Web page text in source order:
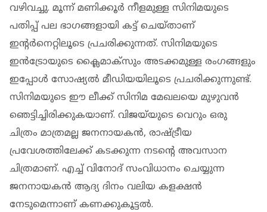
വഴിവച്ചു. മൂന്ന് മണിക്കൂർ നീളമുള്ള സിനിമയുടെ
പതിപ്പ് പല ഭാഗങ്ങളായി കട്ട് ചെയ്താണ്
ഇന്റർനെറ്റിലൂടെ പ്രചരിക്കുന്നത്. സിനിമയുടെ
ഇൻട്രോയുടെ ക്ലൈമാക്‌സും അടക്കമുള്ള രംഗങ്ങളും
ഇപ്പോൾ സോഷ്യൽ മീഡിയയിലൂടെ പ്രചരിക്കുന്നുണ്ട്.
സിനിമയുടെ ഈ ലീക്ക് സിനിമ മേഖലയെ മുഴുവൻ
ഞെട്ടിച്ചിരിക്കുകയാണ്. വിജയ്‌യുടെ വെറും ഒരു
ചിത്രം മാത്രമല്ല ജനനായകൻ, രാഷ്ട്രീയ
പ്രവേശത്തിലേക്ക് കടക്കുന്ന നടന്റെ അവസാന
ചിത്രമാണ്. എച്ച് വിനോദ് സംവിധാനം ചെയ്യുന്ന
ജനനായകൻ ആദ്യ ദിനം വലിയ കളക്ഷൻ
നേടുമെന്നാണ് കണക്കുകൂട്ടൽ.